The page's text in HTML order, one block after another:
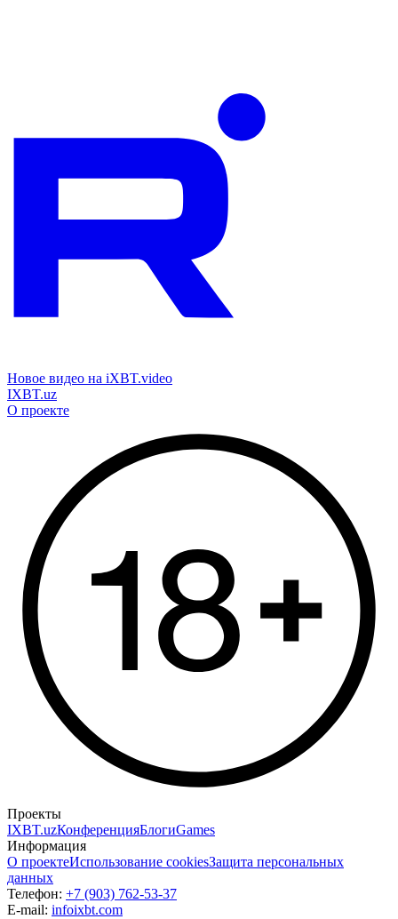
Новое видео на iXBT.video
IXBT.uz
О проекте
Проекты
IXBT.uzКонференцияБлогиGames
Информация
О проектеИспользование cookiesЗащита персональных
данных
Телефон: +7 (903) 762-53-37
E-mail: infoixbt.com